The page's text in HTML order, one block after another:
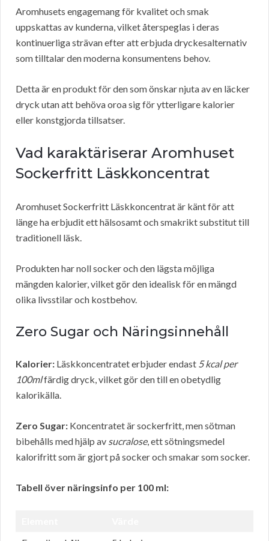
Aromhusets engagemang för kvalitet och smak
uppskattas av kunderna, vilket återspeglas i deras
kontinuerliga strävan efter att erbjuda dryckesalternativ
som tilltalar den moderna konsumentens behov.
Detta är en produkt för den som önskar njuta av en läcker
dryck utan att behöva oroa sig för ytterligare kalorier
eller konstgjorda tillsatser.
Vad karaktäriserar Aromhuset
Sockerfritt Läskkoncentrat
Aromhuset Sockerfritt Läskkoncentrat är känt för att
länge ha erbjudit ett hälsosamt och smakrikt substitut till
traditionell läsk.
Produkten har noll socker och den lägsta möjliga
mängden kalorier, vilket gör den idealisk för en mängd
olika livsstilar och kostbehov.
Zero Sugar och Näringsinnehåll
Kalorier: Läskkoncentratet erbjuder endast 5 kcal per
100mlfärdig dryck, vilket gör den till en obetydlig
kalorikälla.
Zero Sugar: Koncentratet är sockerfritt, men sötman
bibehålls med hjälp av sucralose, ett sötningsmedel
kalorifritt som är gjort på socker och smakar som socker.
Tabell över näringsinfo per 100 ml: